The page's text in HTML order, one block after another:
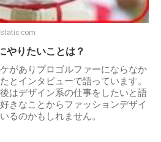
やりたいことは？
がありプロゴルファーにならなか
とインタビューで語っています。
はデザイン系の仕事をしたいと語
きなことからファッションデザイ
るのかもしれません。